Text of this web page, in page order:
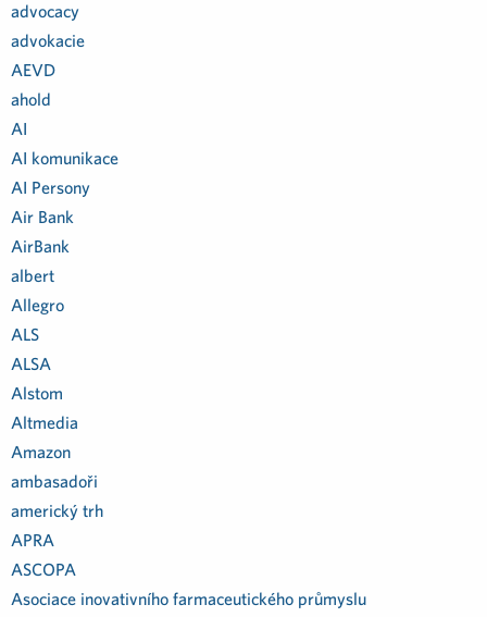
advocacy
advokacie
AEVD
ahold
AI
AI komunikace
AI Persony
Air Bank
AirBank
albert
Allegro
ALS
ALSA
Alstom
Altmedia
Amazon
ambasadoři
americký trh
APRA
ASCOPA
Asociace inovativního farmaceutického průmyslu